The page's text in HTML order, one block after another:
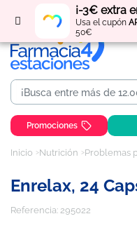
¡-3€ extra
Usa el cupón
50€
Regístratey
Promociones
Inicio Nutrición Problemas
Enrelax, 24
Referencia: 295022